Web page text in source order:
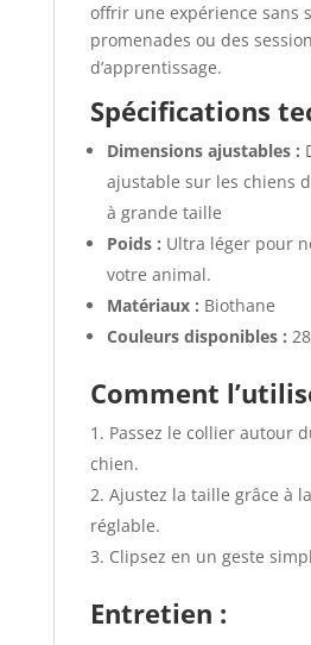
offrir une expérience sans
promenades ou des
d’apprentissage.
Spécifications
Dimensions ajustables :
ajustable sur les chiens
à grande taille
Poids : Ultra léger pour
votre animal.
Matériaux : Biothane
Couleurs disponibles :
Comment
Passez le collier autour
chien.
Ajustez la taille grâce à
réglable.
Clipsez en un geste
Entretien :